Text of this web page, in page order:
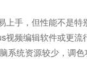
上手，但性能不是
视频编辑软件或更
系统资源较少，调